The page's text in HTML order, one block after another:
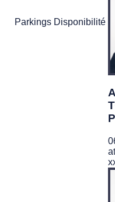
Parkings Disponibilité